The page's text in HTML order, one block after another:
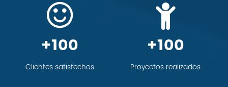
+100
Clientes satisfechos
+100
Proyectos realizados